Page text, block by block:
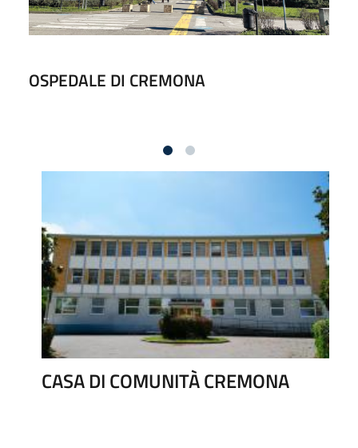
OSPEDALE DI CREMONA
CASA DI COMUNITÀ CREMONA